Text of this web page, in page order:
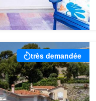
très demandée